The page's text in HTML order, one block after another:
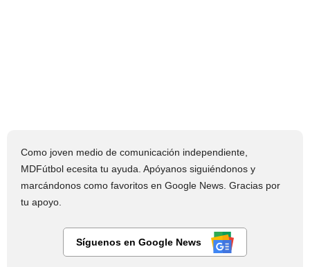
Como joven medio de comunicación independiente,
MDFútbol ecesita tu ayuda. Apóyanos siguiéndonos y
marcándonos como favoritos en Google News. Gracias por
tu apoyo.
Síguenos en Google News